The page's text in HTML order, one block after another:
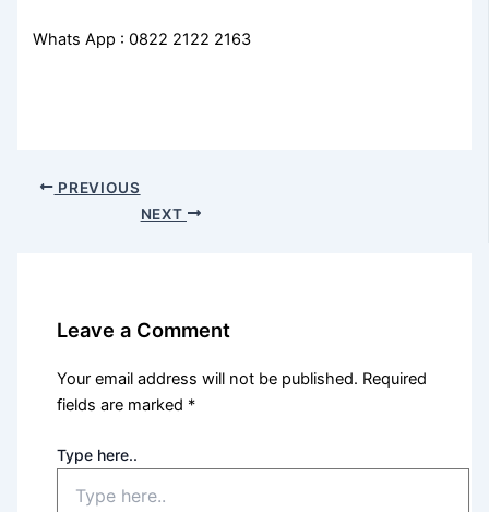
Whats App : 0822 2122 2163
PREVIOUS
NEXT
Leave a Comment
Your email address will not be published. Required
fields are marked *
Type here..